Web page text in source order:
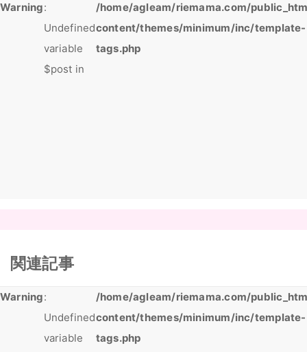
Warning:
Undefined
variable
$post in
/home/agleam/riemama.com/
content/themes/minimum/inc/template-
tags.php
関連記事
Warning:
Undefined
variable
/home/agleam/riemama.com/
content/themes/minimum/inc/template-
tags.php